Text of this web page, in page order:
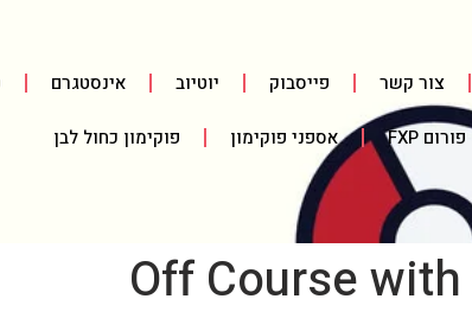
צור קשר פייסבוק יוטיוב אינסטגרם
פורום FXP אספני פוקימון פוקימון כחול לבן
Off Course